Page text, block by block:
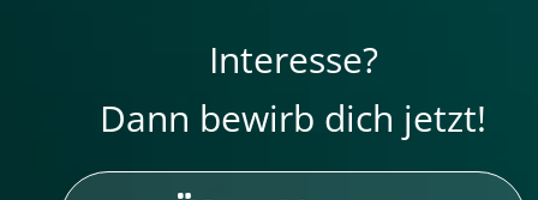
Interesse?
Dann bewirb dich jetzt!